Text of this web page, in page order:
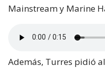
Mainstream y Marine
Además, Turres pidió